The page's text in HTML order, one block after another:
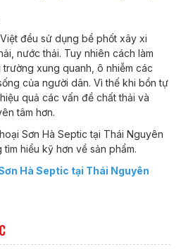
đều sử dụng bể phốt xây xi
nước thải. Tuy nhiên cách làm
xung quanh, ô nhiễm các
của người dân. Vì thế khi bồn tự
quả các vấn đề chất thải và
tâm hơn.
Sơn Hà Septic tại Thái Nguyên
hiểu kỹ hơn về sản phẩm.
Hà Septic tại Thái Nguyên